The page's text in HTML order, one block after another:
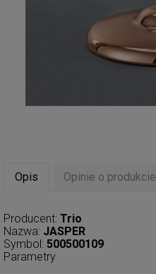
Opis Opinie o
Producent: Trio
Nazwa: JASPER
Symbol: 500500109
Parametry